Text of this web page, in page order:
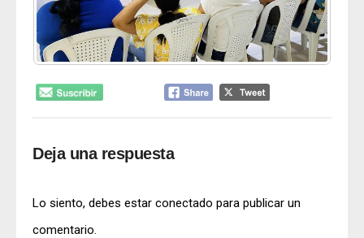
Deja una respuesta
Lo siento, debes estar conectado para publicar un
comentario.